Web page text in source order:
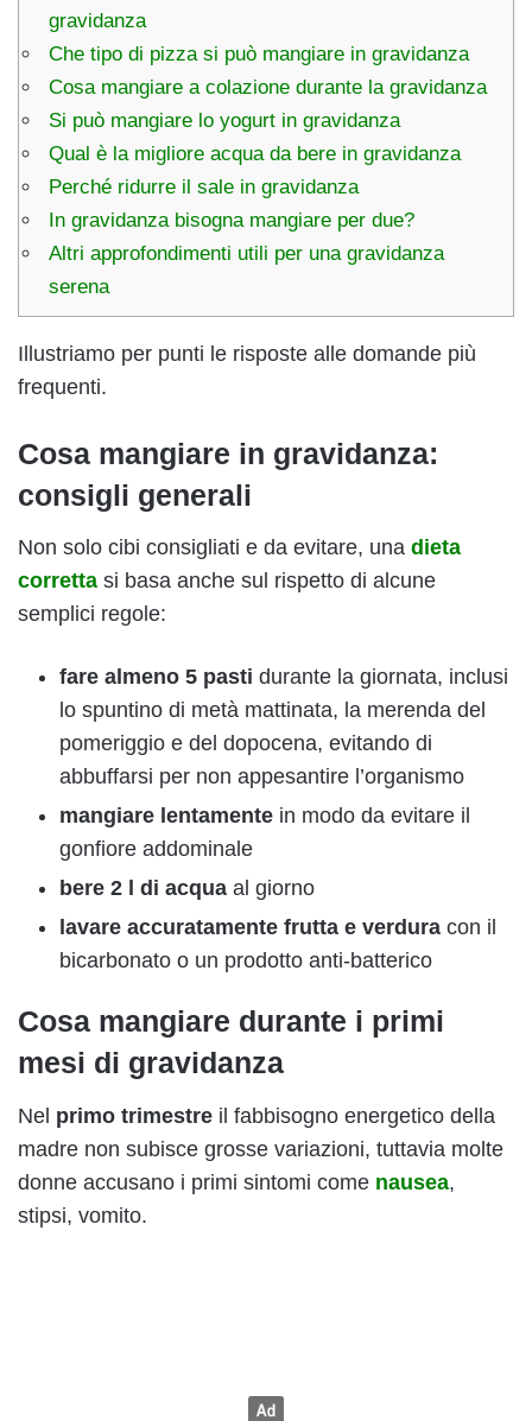
gravidanza
Che tipo di pizza si può mangiare in gravidanza
Cosa mangiare a colazione durante la gravidanza
Si può mangiare lo yogurt in gravidanza
Qual è la migliore acqua da bere in gravidanza
Perché ridurre il sale in gravidanza
In gravidanza bisogna mangiare per due?
Altri approfondimenti utili per una gravidanza
serena
Illustriamo per punti le risposte alle domande più
frequenti.
Cosa mangiare in gravidanza:
consigli generali
Non solo cibi consigliati e da evitare, una dieta
corretta si basa anche sul rispetto di alcune
semplici regole:
fare almeno 5 pasti durante la giornata, inclusi
lo spuntino di metà mattinata, la merenda del
pomeriggio e del dopocena, evitando di
abbuffarsi per non appesantire l’organismo
mangiare lentamente in modo da evitare il
gonfiore addominale
bere 2 l di acqua al giorno
lavare accuratamente frutta e verdura con il
bicarbonato o un prodotto anti-batterico
Cosa mangiare durante i primi
mesi di gravidanza
Nel primo trimestre il fabbisogno energetico della
madre non subisce grosse variazioni, tuttavia molte
donne accusano i primi sintomi come nausea,
stipsi, vomito.